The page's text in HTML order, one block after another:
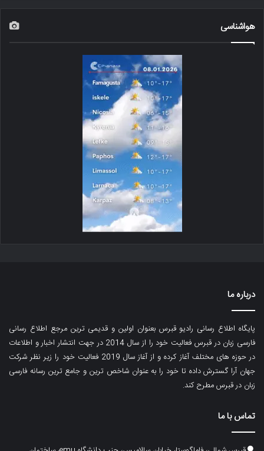
هواشناسی
درباره ما
پایگاه اطلاع رسانی رادیو قبرس بعنوان اولین و قدیمی ترین مرجع اطلاع رسانی
فارسی زبان در قبرس فعالیت خود را از سال 2014 در جهت انتشار اخبار و اطلاعات
در حوزه های مختلف آغاز کرده و از آغاز سال 2019 فعالیت خود را زیر نظر شرکت
جهان آرا گسترش داده تا خود را به عنوان شاخص ترین و جامع ترین رسانه فارسی
زبان در قبرس مطرح کند.
تماس با ما